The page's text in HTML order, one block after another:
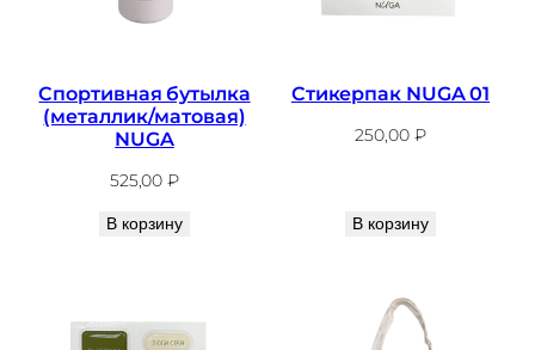
Спортивная бутылка
(металлик/матовая)
NUGA
525,00₽
В корзину
Стикерпак NUGA 01
250,00 ₽
В корзину